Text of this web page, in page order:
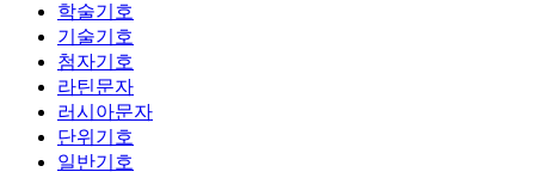
학술기호
기술기호
첨자기호
라틴문자
러시아문자
단위기호
일반기호